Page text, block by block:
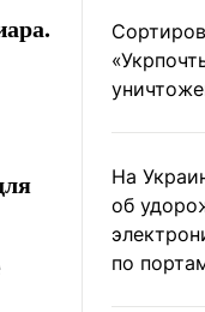
На
об
по